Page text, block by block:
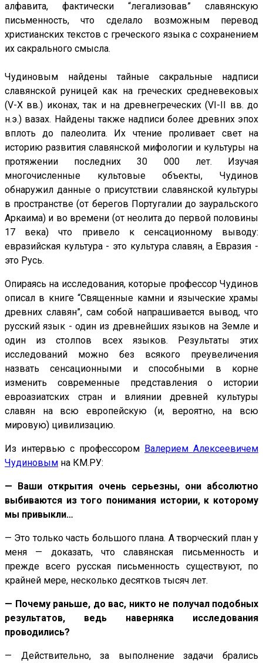
алфавита, фактически “легализовав” славянскую
письменность, что сделало возможным перевод
христианских текстов с греческого языка с сохранением
их сакрального смысла.
Чудиновым найдены тайные сакральные надписи
славянской руницей как на греческих средневековых
(V-X вв.) иконах, так и на древнегреческих (VI-II вв. до
н.э.) вазах. Найдены также надписи более древних эпох
вплоть до палеолита. Их чтение проливает свет на
историю развития славянской мифологии и культуры на
протяжении последних 30 000 лет. Изучая
многочисленные культовые объекты, Чудинов
обнаружил данные о присутствии славянской культуры
в пространстве (от берегов Португалии до зауральского
Аркаима) и во времени (от неолита до первой половины
17 века) что привело к сенсационному выводу:
евразийская культура - это культура славян, а Евразия -
это Русь.
Опираясь на исследования, которые профессор Чудинов
описал в книге “Священные камни и языческие храмы
древних славян”, сам собой напрашивается вывод, что
русский язык - один из древнейших языков на Земле и
один из столпов всех языков. Результаты этих
исследований можно без всякого преувеличения
назвать сенсационными и способными в корне
изменить современные представления о истории
евроазиатских стран и влиянии древней культуры
славян на всю европейскую (и, вероятно, на всю
мировую) цивилизацию.
Из интервью с профессором Валерием Алексеевичем
Чудиновым на КМ.РУ:
— Ваши открытия очень серьезны, они абсолютно
выбиваются из того понимания истории, к которому
мы привыкли…
— Это только часть большого плана. А творческий план у
меня — доказать, что славянская письменность и
прежде всего русская письменность существуют, по
крайней мере, несколько десятков тысяч лет.
— Почему раньше, до вас, никто не получал подобных
результатов, ведь наверняка исследования
проводились?
— Действительно, за выполнение задачи брались